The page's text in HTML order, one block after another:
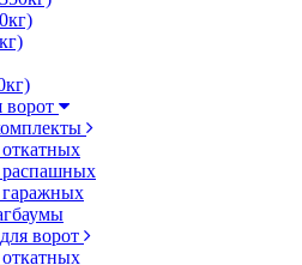
ворот
ворот